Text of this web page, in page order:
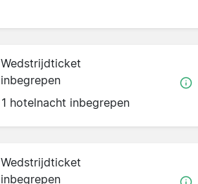
Wedstrijdticket
inbegrepen
1 hotelnacht inbegrepen
Wedstrijdticket
inbegrepen